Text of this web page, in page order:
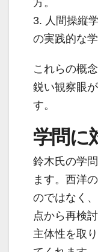
方。
3. 人間操縦
の実践的な学
これらの概
鋭い観察眼
す。
学問に
鈴木氏の学
ます。西洋
のではなく
点から再検
主体性を取